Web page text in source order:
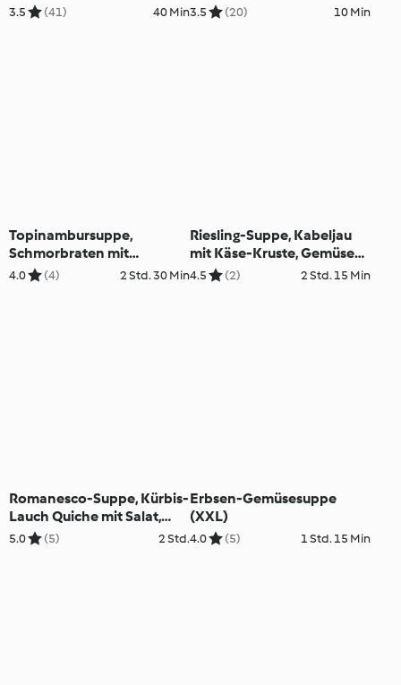
3.5 (41) 40 Min3.5 (20) 10 Min
Topinambursuppe,
Schmorbraten mit
Erdäpfelknödel und
4.0 (4) 2 Std. 30 Min
Riesling-Suppe, Kabeljau
mit Käse-Kruste, Gemüse
und Sauce; Lebkuchen-
4.5 (2) 2 Std. 15 Min
Romanesco-Suppe, Kürbis-
Lauch Quiche mit Salat,
Lebkuchenmousse mit
5.0 (5) 2 Std.
Erbsen-Gemüsesuppe
(XXL)
4.0 (5) 1 Std. 15 Min